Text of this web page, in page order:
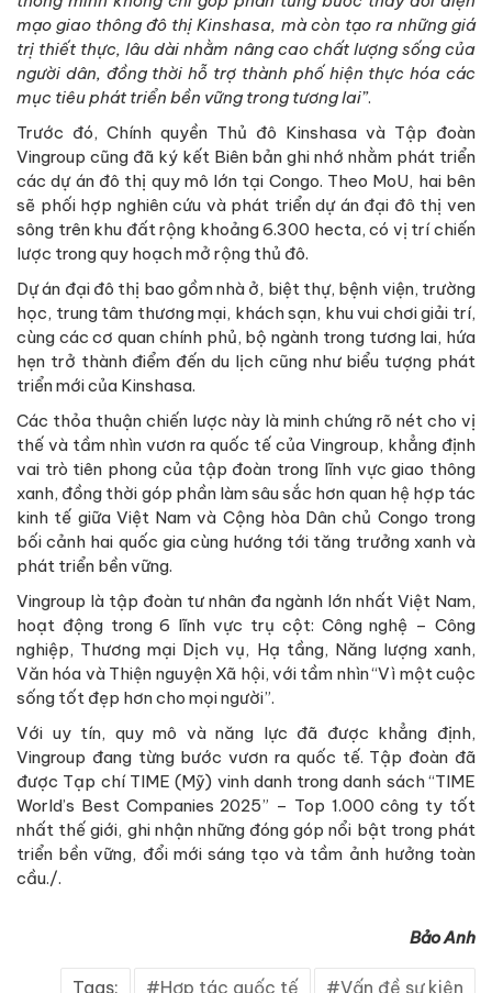
mạo giao thông đô thị Kinshasa, mà còn tạo ra những giá
trị thiết thực, lâu dài nhằm nâng cao chất lượng sống của
người dân, đồng thời hỗ trợ thành phố hiện thực hóa các
mục tiêu phát triển bền vững trong tương lai”.
Trước đó, Chính quyền Thủ đô Kinshasa và Tập đoàn
Vingroup cũng đã ký kết Biên bản ghi nhớ nhằm phát triển
các dự án đô thị quy mô lớn tại Congo. Theo MoU, hai bên
sẽ phối hợp nghiên cứu và phát triển dự án đại đô thị ven
sông trên khu đất rộng khoảng 6.300 hecta, có vị trí chiến
lược trong quy hoạch mở rộng thủ đô.
Dự án đại đô thị bao gồm nhà ở, biệt thự, bệnh viện, trường
học, trung tâm thương mại, khách sạn, khu vui chơi giải trí,
cùng các cơ quan chính phủ, bộ ngành trong tương lai, hứa
hẹn trở thành điểm đến du lịch cũng như biểu tượng phát
triển mới của Kinshasa.
Các thỏa thuận chiến lược này là minh chứng rõ nét cho vị
thế và tầm nhìn vươn ra quốc tế của Vingroup, khẳng định
vai trò tiên phong của tập đoàn trong lĩnh vực giao thông
xanh, đồng thời góp phần làm sâu sắc hơn quan hệ hợp tác
kinh tế giữa Việt Nam và Cộng hòa Dân chủ Congo trong
bối cảnh hai quốc gia cùng hướng tới tăng trưởng xanh và
phát triển bền vững.
Vingroup là tập đoàn tư nhân đa ngành lớn nhất Việt Nam,
hoạt động trong 6 lĩnh vực trụ cột: Công nghệ – Công
nghiệp, Thương mại Dịch vụ, Hạ tầng, Năng lượng xanh,
Văn hóa và Thiện nguyện Xã hội, với tầm nhìn “Vì một cuộc
sống tốt đẹp hơn cho mọi người”.
Với uy tín, quy mô và năng lực đã được khẳng định,
Vingroup đang từng bước vươn ra quốc tế. Tập đoàn đã
được Tạp chí TIME (Mỹ) vinh danh trong danh sách “TIME
World’s Best Companies 2025” – Top 1.000 công ty tốt
nhất thế giới, ghi nhận những đóng góp nổi bật trong phát
triển bền vững, đổi mới sáng tạo và tầm ảnh hưởng toàn
cầu./.
Bảo Anh
Tags: Hợp tác quốc tế Vấn đề sự kiện